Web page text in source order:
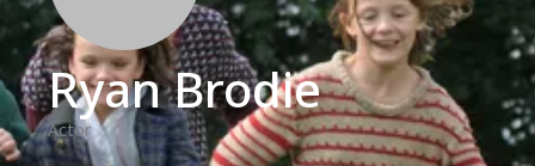
Ryan Brodie
Actor